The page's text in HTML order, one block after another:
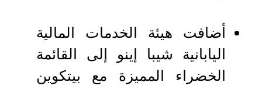
أضافت هيئة الخدمات المالية
اليابانية شيبا إينو إلى القائمة
الخضراء المميزة مع بيتكوين